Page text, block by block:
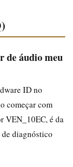
de áudio meu
ID no
começar com
VEN_10EC, é da
diagnóstico